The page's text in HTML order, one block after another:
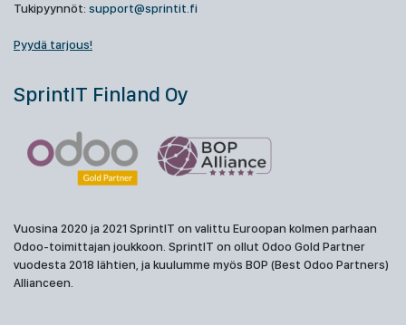
Tukipyynnöt: support@sprintit.fi
Pyydä tarjous!
SprintIT Finland Oy
Vuosina 2020 ja 2021 SprintIT on valittu Euroopan kolmen parhaan
Odoo-toimittajan joukkoon. SprintIT on ollut Odoo Gold Partner
vuodesta 2018 lähtien, ja kuulumme myös BOP (Best Odoo Partners)
Allianceen.